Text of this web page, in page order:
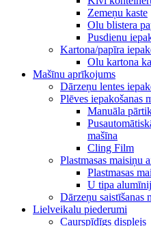
Zemeņu kaste
Olu blistera
Pusdienu
Kartona/papīra
Olu kartona
Mašīnu aprīkojums
Dārzeņu lentes
Plēves iepakošanas
Manuāla
mašīna
Cling Film
Plastmasas maisiņu
Plastmasas
U tipa
Dārzeņu saistīšanas
Lielveikalu piederumi
Caurspīdīgs displejs